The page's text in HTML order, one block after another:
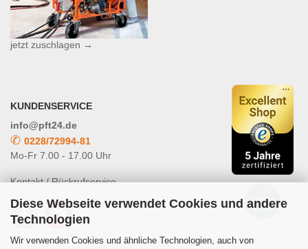
Diese Webseite verwendet Cookies und andere
Technologien
Wir verwenden Cookies und ähnliche Technologien, auch von
jetzt zuschlagen →
KUNDENSERVICE
info@pft24.de
✆ 0228/72994-81
Mo-Fr 7.00 - 17.00 Uhr
Kontakt / Rückrufservice